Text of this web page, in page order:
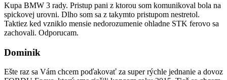
Kupa BMW 3 rady. Pristup pani z ktorou som komunikoval bola na
spickovej urovni. Dlho som sa z takymto pristupom nestretol.
Taktiez ked vzniklo mensie nedorozumenie ohladne STK ferovo sa
zachovali. Odporucam.
Dominik
Ešte raz sa Vám chcem poďakovať za super rýchle jednanie a dovoz